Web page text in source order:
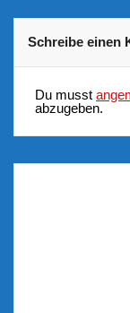
Schreibe einen
Du musst
abzugeben.